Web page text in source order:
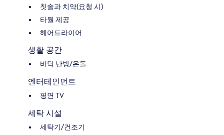
칫솔과 치약(요청 시)
타월 제공
헤어드라이어
생활 공간
바닥 난방/온돌
엔터테인먼트
평면 TV
세탁 시설
세탁기/건조기